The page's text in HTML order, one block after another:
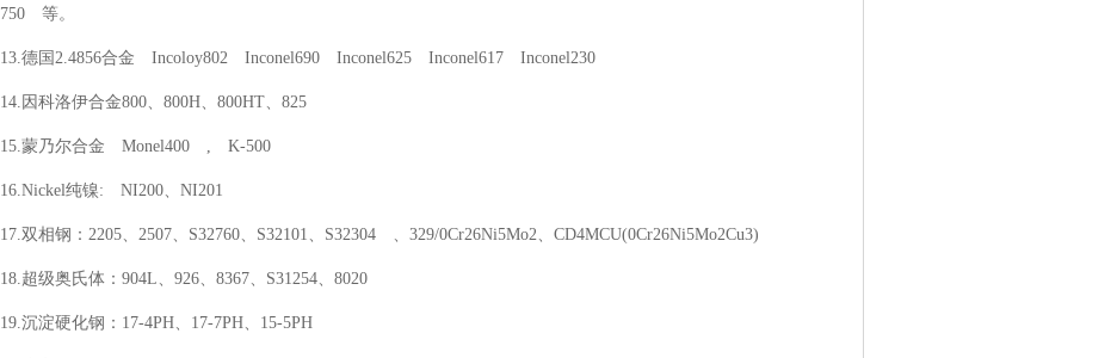
750 等。
13.德国2.4856合金 Incoloy802 Inconel690 Inconel625 Inconel617 Inconel230
14.因科洛伊合金800、800H、800HT、825
15.蒙乃尔合金 Monel400 , K-500
16.Nickel纯镍: NI200、NI201
17.双相钢：2205、2507、S32760、S32101、S32304 、329/0Cr26Ni5Mo2、CD4MCU(0Cr26Ni5Mo2Cu3)
18.超级奥氏体：904L、926、8367、S31254、8020
19.沉淀硬化钢：17-4PH、17-7PH、15-5PH